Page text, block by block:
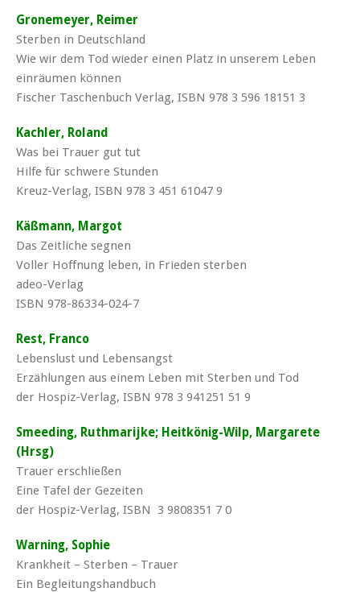
Gronemeyer, Reimer
Sterben in Deutschland
Wie wir dem Tod wieder einen Platz in unserem Leben
einräumen können
Fischer Taschenbuch Verlag, ISBN 978 3 596 18151 3
Kachler, Roland
Was bei Trauer gut tut
Hilfe für schwere Stunden
Kreuz-Verlag, ISBN 978 3 451 61047 9
Käßmann, Margot
Das Zeitliche segnen
Voller Hoffnung leben, in Frieden sterben
adeo-Verlag
ISBN 978-86334-024-7
Rest, Franco
Lebenslust und Lebensangst
Erzählungen aus einem Leben mit Sterben und Tod
der Hospiz-Verlag, ISBN 978 3 941251 51 9
Smeeding, Ruthmarijke; Heitkönig-Wilp, Margarete
(Hrsg)
Trauer erschließen
Eine Tafel der Gezeiten
der Hospiz-Verlag, ISBN 3 9808351 7 0
Warning, Sophie
Krankheit – Sterben – Trauer
Ein Begleitungshandbuch